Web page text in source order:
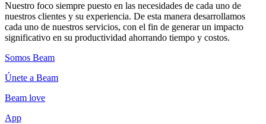
Nuestro foco siempre puesto en las necesidades de cada uno de
nuestros clientes y su experiencia. De esta manera desarrollamos
cada uno de nuestros servicios, con el fin de generar un impacto
significativo en su productividad ahorrando tiempo y costos.
Somos Beam
Únete a Beam
Beam love
App